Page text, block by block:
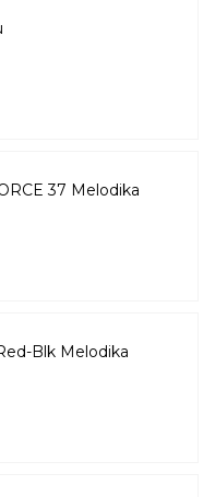
37 Melodika
Blk Melodika